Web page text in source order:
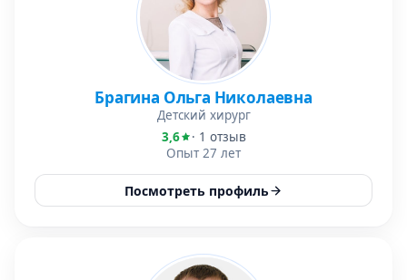
Брагина Ольга Николаевна
Детский хирург
3,6
· 1 отзыв
Опыт 27 лет
Посмотреть профиль